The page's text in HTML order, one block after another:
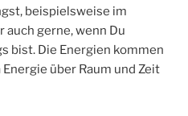
beispielsweise im
auch gerne, wenn Du
bist. Die Energien kommen
über Raum und Zeit